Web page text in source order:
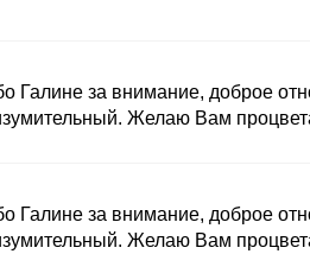
Галине за внимание, доброе
Желаю Вам
Галине за внимание, доброе
Желаю Вам